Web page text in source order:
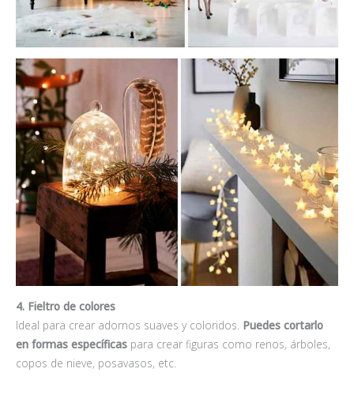
4. Fieltro de colores
Ideal para crear adornos suaves y coloridos. Puedes cortarlo
en formas específicas para crear figuras como renos, árboles,
copos de nieve, posavasos, etc.